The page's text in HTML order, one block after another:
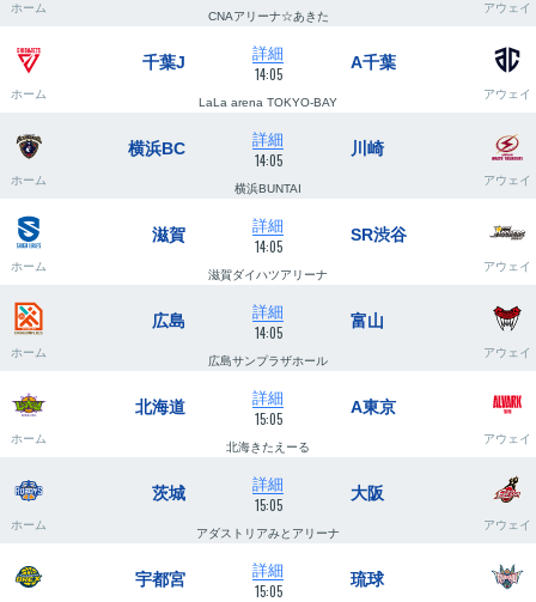
ホーム
CNAアリーナ☆あきた
アウェイ
ホーム
千葉J 詳細
14:05
A千葉
LaLa arena TOKYO-BAY
アウェイ
ホーム
横浜BC 詳細
14:05
川崎
横浜BUNTAI
アウェイ
ホーム
滋賀 詳細
14:05
SR渋谷
滋賀ダイハツアリーナ
アウェイ
ホーム
広島 詳細
14:05
富山
広島サンプラザホール
アウェイ
ホーム
北海道 詳細
15:05
A東京
北海きたえーる
アウェイ
ホーム
茨城 詳細
15:05
大阪
アダストリアみとアリーナ
アウェイ
宇都宮 詳細
15:05
琉球